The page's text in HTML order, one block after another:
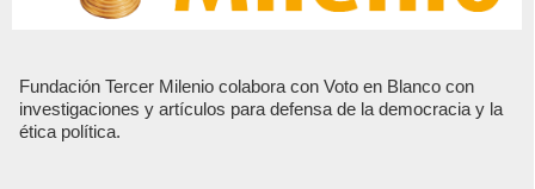
Fundación Tercer Milenio colabora con Voto en Blanco con
investigaciones y artículos para defensa de la democracia y la
ética política.